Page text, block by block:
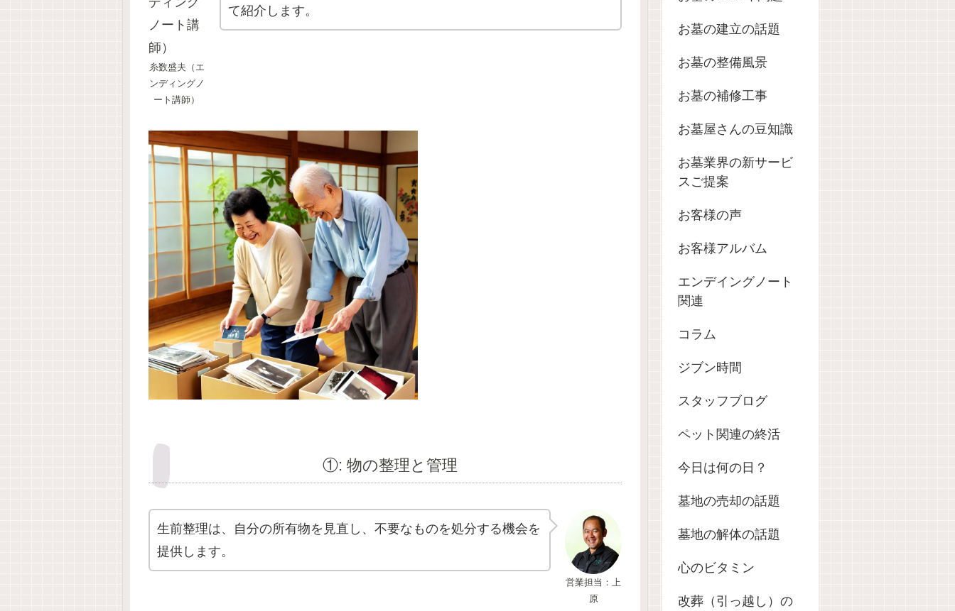
糸数盛夫（エ
ンディングノ
ート講師）
て紹介します。
①: 物の整理と管理
営業担当：上
原
生前整理は、自分の所有物を見直し、不要なものを処分する機会を
提供します。
お墓の建立の話題
お墓の整備風景
お墓の補修工事
お墓屋さんの豆知識
お墓業界の新サービ
スご提案
お客様の声
お客様アルバム
エンデイングノート
関連
コラム
ジブン時間
スタッフブログ
ペット関連の終活
今日は何の日？
墓地の売却の話題
墓地の解体の話題
心のビタミン
改葬（引っ越し）の